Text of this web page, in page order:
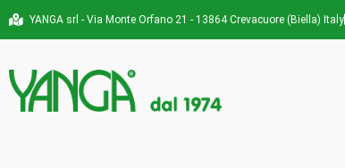
YANGA srl - Via Monte Orfano 21 - 13864 Crevacuore (Biella) Italy